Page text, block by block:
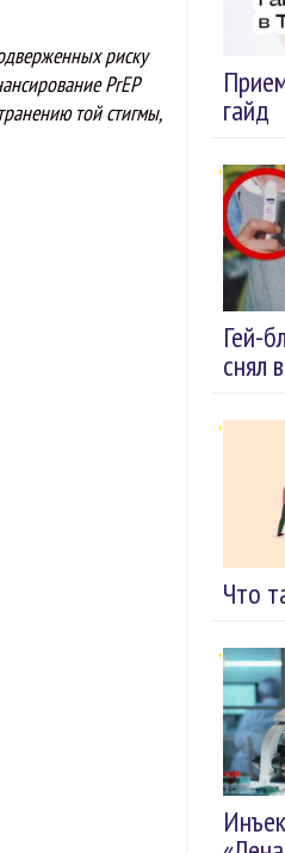
гайд
Гей-
снял
Что
риску
PrEP
той стигмы,